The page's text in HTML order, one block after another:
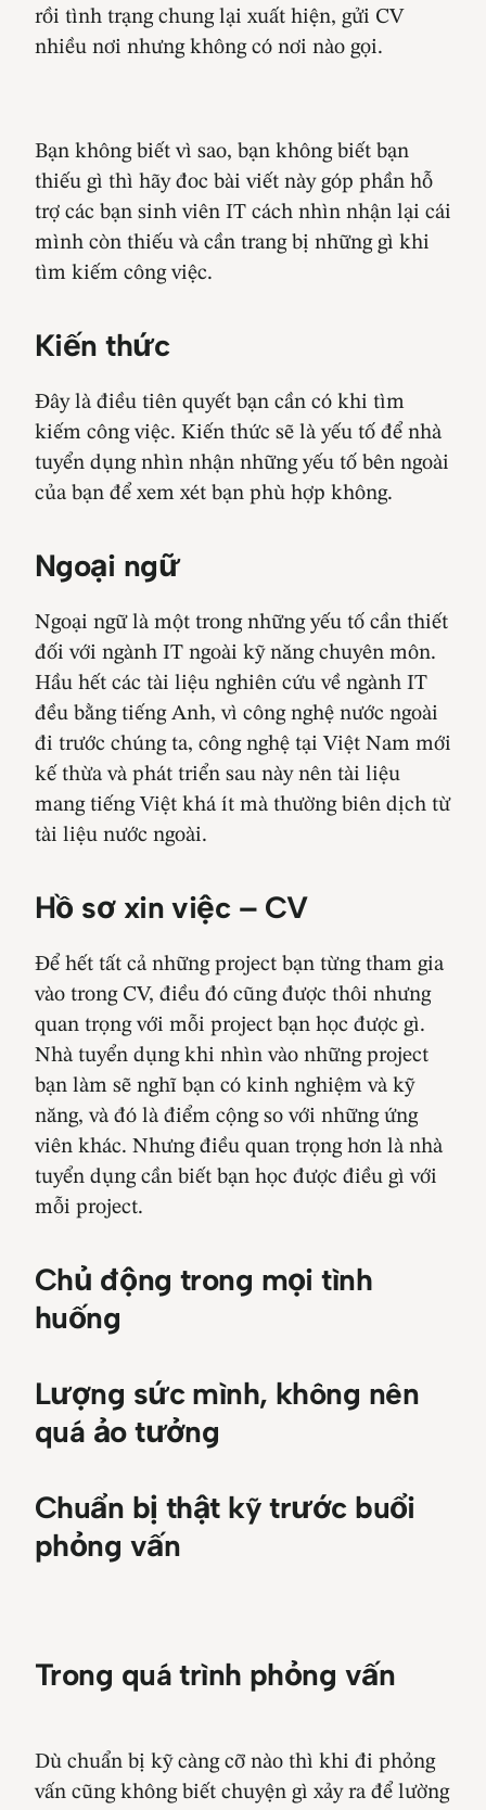
rồi tình trạng chung lại xuất hiện, gửi CV
nhiều nơi nhưng không có nơi nào gọi.
Bạn không biết vì sao, bạn không biết bạn
thiếu gì thì hãy đoc bài viết này góp phần hỗ
trợ các bạn sinh viên IT cách nhìn nhận lại cái
mình còn thiếu và cần trang bị những gì khi
tìm kiếm công việc.
Kiến thức
Đây là điều tiên quyết bạn cần có khi tìm
kiếm công việc. Kiến thức sẽ là yếu tố để nhà
tuyển dụng nhìn nhận những yếu tố bên ngoài
của bạn để xem xét bạn phù hợp không.
Ngoại ngữ
Ngoại ngữ là một trong những yếu tố cần thiết
đối với ngành IT ngoài kỹ năng chuyên môn.
Hầu hết các tài liệu nghiên cứu về ngành IT
đều bằng tiếng Anh, vì công nghệ nước ngoài
đi trước chúng ta, công nghệ tại Việt Nam mới
kế thừa và phát triển sau này nên tài liệu
mang tiếng Việt khá ít mà thường biên dịch từ
tài liệu nước ngoài.
Hồ sơ xin việc – CV
Để hết tất cả những project bạn từng tham gia
vào trong CV, điều đó cũng được thôi nhưng
quan trọng với mỗi project bạn học được gì.
Nhà tuyển dụng khi nhìn vào những project
bạn làm sẽ nghĩ bạn có kinh nghiệm và kỹ
năng, và đó là điểm cộng so với những ứng
viên khác. Nhưng điều quan trọng hơn là nhà
tuyển dụng cần biết bạn học được điều gì với
mỗi project.
Chủ động trong mọi tình
huống
Lượng sức mình, không nên
quá ảo tưởng
Chuẩn bị thật kỹ trước buổi
phỏng vấn
Trong quá trình phỏng vấn
Dù chuẩn bị kỹ càng cỡ nào thì khi đi phỏng
vấn cũng không biết chuyện gì xảy ra để lường